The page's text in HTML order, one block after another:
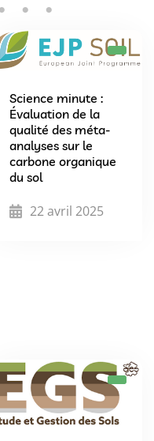
Science minute :
Évaluation de la
qualité des méta-
analyses sur le
carbone organique
du sol
22 avril 2025